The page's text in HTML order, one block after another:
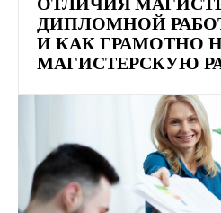
ДИПЛОМНОЙ
И КАК ГРАМОТНО
МАГИСТЕРСКУЮ